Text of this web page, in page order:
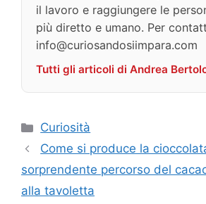
il lavoro e raggiungere le
più diretto e umano. Per
info@curiosandosiimpara.com
Tutti gli articoli di Andrea
Categorie
Curiosità
Come si produce la
sorprendente percorso del
alla tavoletta